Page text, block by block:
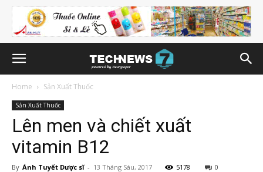
Home Sản Xuất Thuốc
Sản Xuất Thuốc
Lên men và chiết xuất
vitamin B12
By Ánh Tuyết Dược sĩ - 13 Tháng Sáu, 2017 5178 0